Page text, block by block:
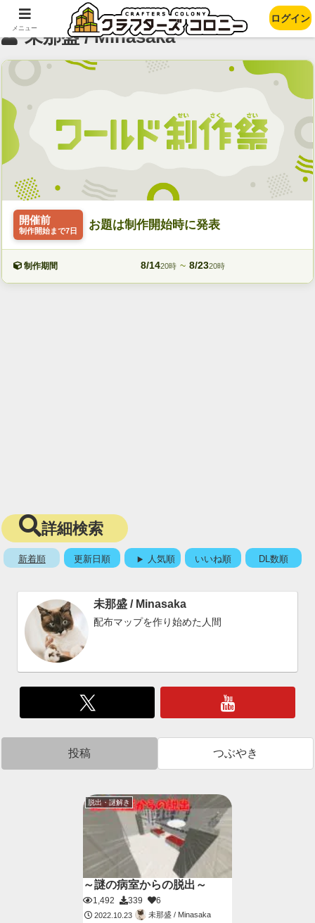
未那盛 / Minasaka
開催前
制作開始まで7日 お題は制作開始時に発表
制作期間 8/1420時 ~ 8/2320時
詳細検索
新着順 更新日順 人気順 いいね順 DL数順
未那盛 / Minasaka
配布マップを作り始めた人間
投稿 つぶやき
脱出・謎解き
～謎の病室からの脱出～
1,492 339 6
2022.10.23
未那盛 / Minasaka
メニュー
ログイン